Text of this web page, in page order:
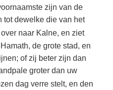
zijn van de
tot dewelke die van het
naar Kalne, en ziet
de grote stad, en
of zij beter zijn dan
groter dan uw
dag verre stelt, en den